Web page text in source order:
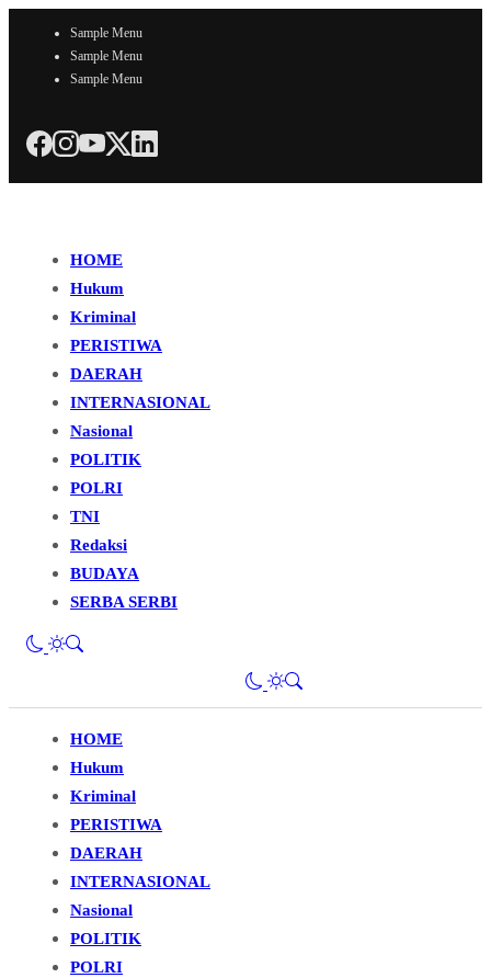
Sample Menu
Sample Menu
Sample Menu
HOME
Hukum
Kriminal
PERISTIWA
DAERAH
INTERNASIONAL
Nasional
POLITIK
POLRI
TNI
Redaksi
BUDAYA
SERBA SERBI
HOME
Hukum
Kriminal
PERISTIWA
DAERAH
INTERNASIONAL
Nasional
POLITIK
POLRI